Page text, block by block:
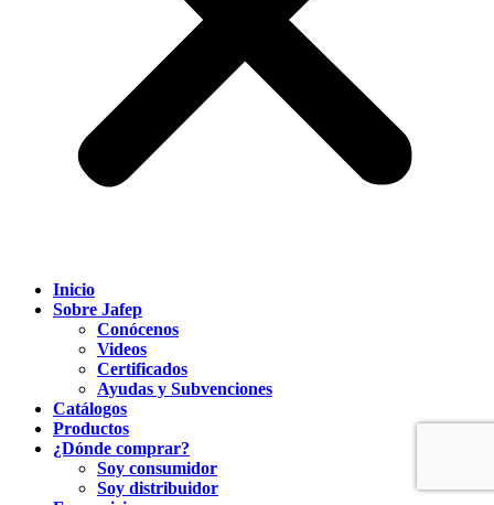
Inicio
Sobre Jafep
Conócenos
Videos
Certificados
Ayudas y Subvenciones
Catálogos
Productos
¿Dónde comprar?
Soy consumidor
Soy distribuidor